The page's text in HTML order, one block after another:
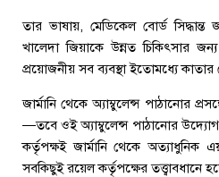
তার ভাষায়, মেডিকেল বোর্ড সিদ্ধান্ত
খালেদা জিয়াকে উন্নত চিকিৎসার
প্রয়োজনীয় সব ব্যবস্থা ইতোমধ্যে
জার্মানি থেকে অ্যাম্বুলেন্স পাঠানোর
—তবে ওই অ্যাম্বুলেন্স পাঠানোর
কর্তৃপক্ষই জার্মানি থেকে অত্যাধুনিক
সবকিছুই রয়েল কর্তৃপক্ষের